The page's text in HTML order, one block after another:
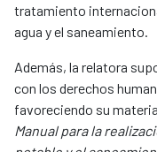
tratamiento
agua y el saneamiento.
Además, la relatora
con los derechos
favoreciendo su
Manual para la